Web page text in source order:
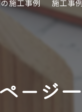
施工事例 施工事
ージ